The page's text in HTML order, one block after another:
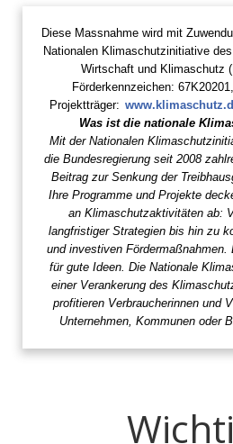
Diese Massnahme wird mit
Nationalen Klimaschutzinitiative
Wirtschaft und Klimaschutz
Förderkennzeichen:
Projektträger:
Was ist die nationale
Mit der Nationalen
die Bundesregierung seit 2008
Beitrag zur Senkung der
Ihre Programme und Projekte
an Klimaschutzaktivitäten ab:
langfristiger Strategien bis hin zu
und investiven
für gute Ideen. Die Nationale
einer Verankerung des
profitieren Verbraucherinnen und
Unternehmen, Kommunen oder